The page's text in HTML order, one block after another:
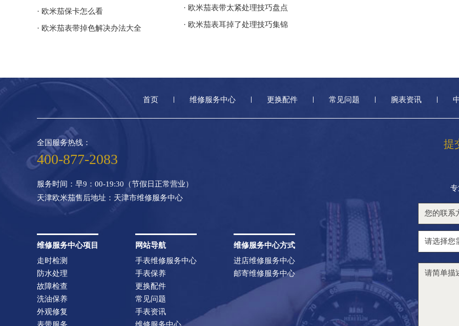
· 欧米茄保卡怎么看
· 欧米茄表带掉色解决办法大全
· 欧米茄表带太紧处理技巧盘点
· 欧米茄表耳掉了处理技巧集锦
首页 维修服务中心 更换配件 常见问题 腕表资讯
提
全国服务热线：
400-877-2083
服务时间：早9：00-19:30（节假日正常营业）
天津欧米茄售后地址：天津市维修服务中心
维修服务中心项目
走时检测
防水处理
故障检查
洗油保养
外观修复
表带服务
网站导航
手表维修服务中心
手表保养
更换配件
常见问题
手表资讯
维修服务中心
维修服务中心方式
进店维修服务中心
邮寄维修服务中心